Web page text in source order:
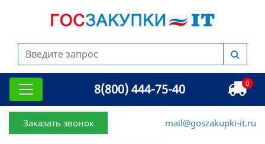
8(800) 444-75-40 0
Заказать звонок mail@goszakupki-it.ru